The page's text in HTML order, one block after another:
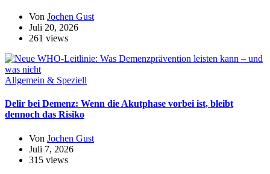
Von Jochen Gust
Juli 20, 2026
261 views
Allgemein & Speziell
Delir bei Demenz: Wenn die Akutphase vorbei ist, bleibt
dennoch das Risiko
Von Jochen Gust
Juli 7, 2026
315 views